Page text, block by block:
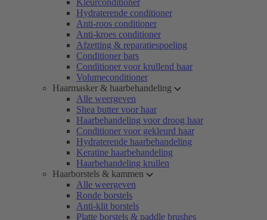
Kleurconditioner
Hydraterende conditioner
Anti-roos conditioner
Anti-kroes conditioner
Afzetting & reparatiespoeling
Conditioner bars
Conditioner voor krullend haar
Volumeconditioner
Haarmasker & haarbehandeling
Alle weergeven
Shea butter voor haar
Haarbehandeling voor droog haar
Conditioner voor gekleurd haar
Hydraterende haarbehandeling
Keratine haarbehandeling
Haarbehandeling krullen
Haarborstels & kammen
Alle weergeven
Ronde borstels
Anti-klit borstels
Platte borstels & paddle brushes